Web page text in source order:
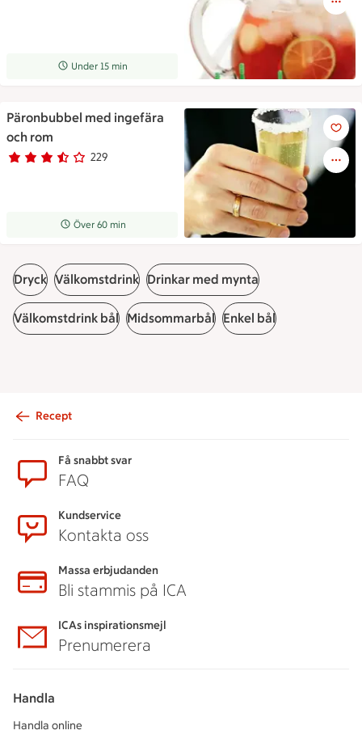
Receptet tar Under 15 min att tillaga
Under 15 min
Päronbubbel med ingefära
och rom
Betyg 3.2 av 5. 229
229 personer har röstat
Receptet tar Över 60 min att tillaga
Över 60 min
Päronbubbel med ingefära
Dryck Välkomstdrink Drinkar med mynta
Välkomstdrink bål Midsommarbål Enkel bål
Recept
Få snabbt svar
FAQ
Kundservice
Kontakta oss
Massa erbjudanden
Bli stammis på ICA
ICAs inspirationsmejl
Prenumerera
Handla
Handla online